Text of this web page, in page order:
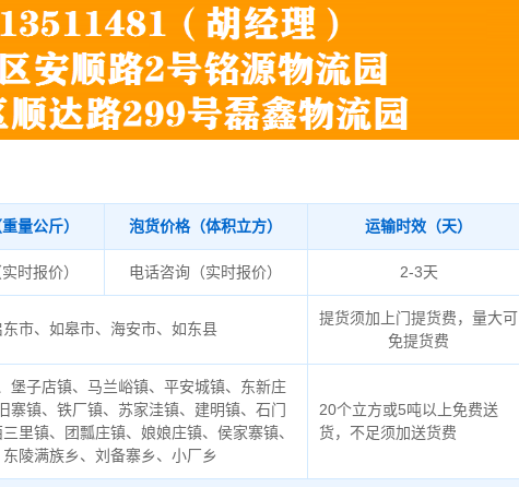
量公斤） 泡货价格（体积立方） 运输时效（天）
时报价） 电话咨询（实时报价） 2-3天
市、如皋市、海安市、如东县
提货须加上门提货费，量大可
免提货费
堡子店镇、马兰峪镇、平安城镇、东新庄
寨镇、铁厂镇、苏家洼镇、建明镇、石门
里镇、团瓢庄镇、娘娘庄镇、侯家寨镇、
陵满族乡、刘备寨乡、小厂乡
20个立方或5吨以上免费送
货，不足须加送货费